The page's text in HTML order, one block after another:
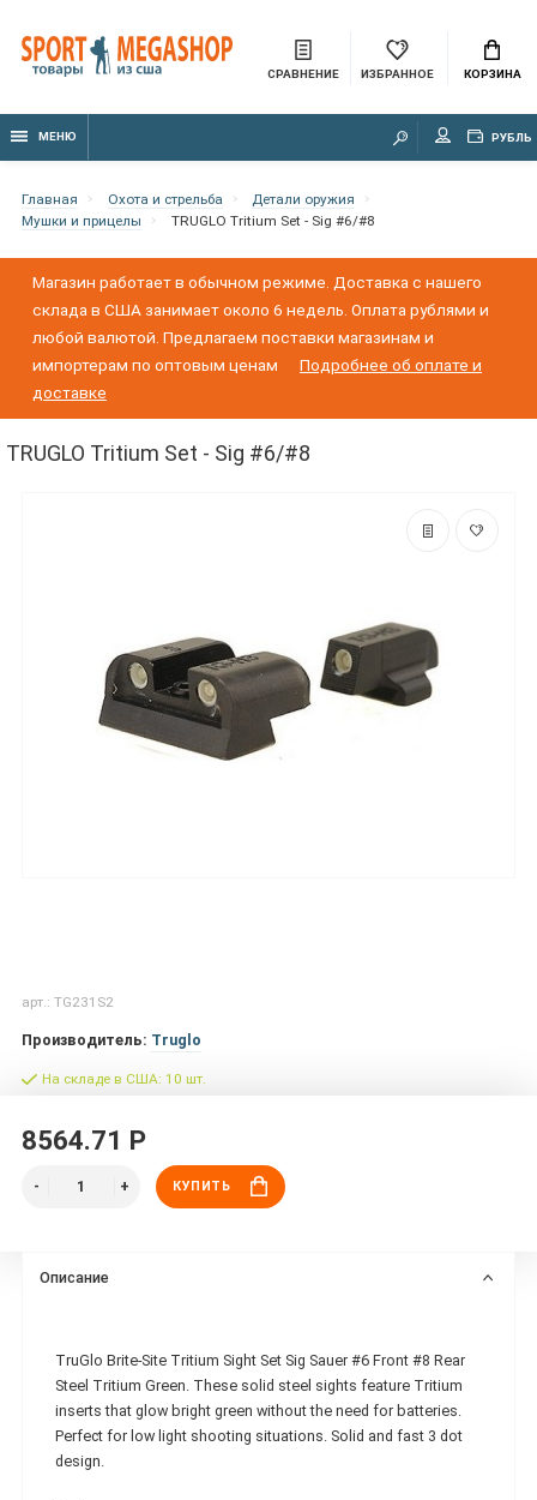
СРАВНЕНИЕ ИЗБРАННОЕ КОРЗИНА
МЕНЮ РУБЛЬ
Главная Охота и стрельба
Детали оружия
Мушки и прицелы
TRUGLO Tritium Set - Sig #6/#8
Магазин работает в обычном режиме. Доставка с нашего
склада в США занимает около 6 недель. Оплата рублями и
любой валютой. Предлагаем поставки магазинам и
импортерам по оптовым ценам
Подробнее об оплате и
доставке
TRUGLO Tritium Set - Sig #6/#8
арт.: TG231S2
Производитель: Truglo
На складе в США: 10 шт.
8564.71 Р
КУПИТЬ
Описание
TruGlo Brite-Site Tritium Sight Set Sig Sauer #6 Front #8 Rear
Steel Tritium Green. These solid steel sights feature Tritium
inserts that glow bright green without the need for batteries.
Perfect for low light shooting situations. Solid and fast 3 dot
design.